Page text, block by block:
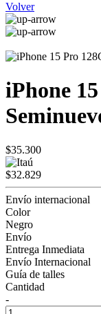
Volver
iPhone
$35.300
$32.829
Envío internacional
Color
Negro
Envío
Entrega Inmediata
Envío Internacional
Guía de talles
Cantidad
-